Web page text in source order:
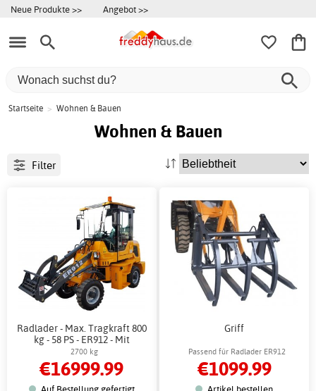
Neue Produkte >> Angebot >>
Startseite > Wohnen & Bauen
Wohnen & Bauen
Filter
Radlader - Max. Tragkraft 800
kg - 58 PS - ER912 - Mit
Klimaanlage
2700 kg
€16999.99
Auf Bestellung gefertigt
Griff
Passend für Radlader ER912
€1099.99
Artikel bestellen